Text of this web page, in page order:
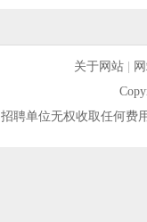
关于网站|
招聘单位无权收取任何费